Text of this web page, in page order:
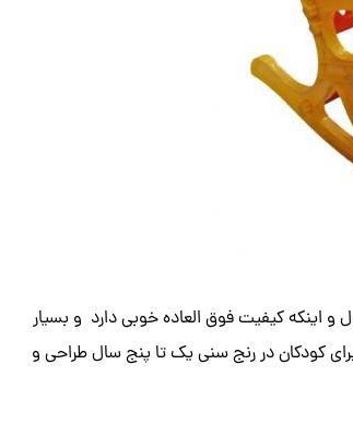
اینکه کیفیت فوق العاده خوبی دارد و بسیار
کودکان در رنج سنی یک تا پنج سال طراحی و